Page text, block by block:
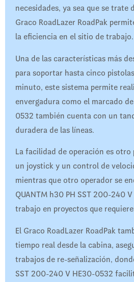
necesidades, ya sea que se
Graco RoadLazer RoadPak
la eficiencia en el sitio de trabajo.
Una de las características más
para soportar hasta cinco
minuto, este sistema permite
envergadura como el marcado
0532 también cuenta con un
duradera de las líneas.
La facilidad de operación es otro
un joystick y un control de
mientras que otro operador se
QUANTM h30 PH SST 200-240
trabajo en proyectos que
El Graco RoadLazer RoadPak
tiempo real desde la cabina,
trabajos de re-señalización,
SST 200-240 V HE30-0532